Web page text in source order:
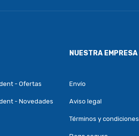
- Ofertas
- Novedades
NUESTRA EMPRESA
Envío
Aviso legal
Términos y condiciones